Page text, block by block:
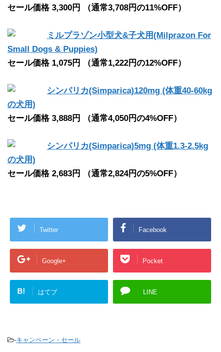
セール価格 3,300円 （通常3,708円の11%OFF）
ミルプラゾン小型犬&子犬用(Milprazon For
Small Dogs & Puppies)
セール価格 1,075円 （通常1,222円の12%OFF）
シンパリカ(Simparica)120mg (体重40-60kg
の犬用)
セール価格 3,888円 （通常4,050円の4%OFF）
シンパリカ(Simparica)5mg (体重1.3-2.5kg
の犬用)
セール価格 2,683円 （通常2,824円の5%OFF）
Twitter Facebook
Google+ Pocket
B! はてブ LINE
-キャンペーン・セール